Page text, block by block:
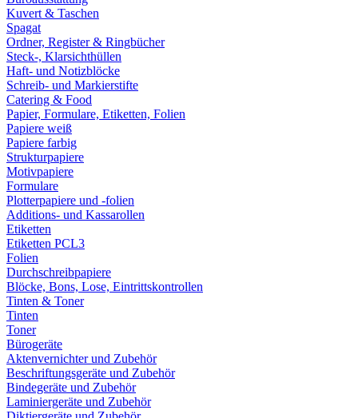
Kuvert & Taschen
Spagat
Ordner, Register & Ringbücher
Steck-, Klarsichthüllen
Haft- und Notizblöcke
Schreib- und Markierstifte
Catering & Food
Papier, Formulare, Etiketten, Folien
Papiere weiß
Papiere farbig
Strukturpapiere
Motivpapiere
Formulare
Plotterpapiere und -folien
Additions- und Kassarollen
Etiketten
Etiketten PCL3
Folien
Durchschreibpapiere
Blöcke, Bons, Lose, Eintrittskontrollen
Tinten & Toner
Tinten
Toner
Bürogeräte
Aktenvernichter und Zubehör
Beschriftungsgeräte und Zubehör
Bindegeräte und Zubehör
Laminiergeräte und Zubehör